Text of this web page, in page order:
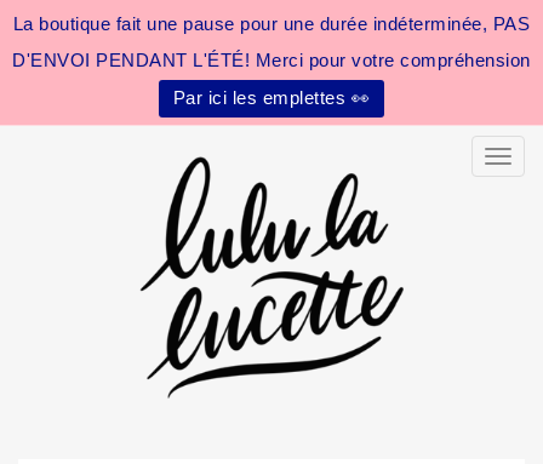
La boutique fait une pause pour une durée indéterminée, PAS
D'ENVOI PENDANT L'ÉTÉ! Merci pour votre compréhension
Par ici les emplettes 👀